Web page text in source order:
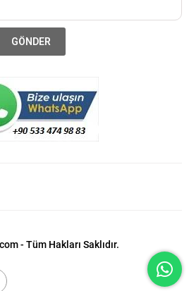
GÖNDER
- Tüm Hakları Saklıdır.